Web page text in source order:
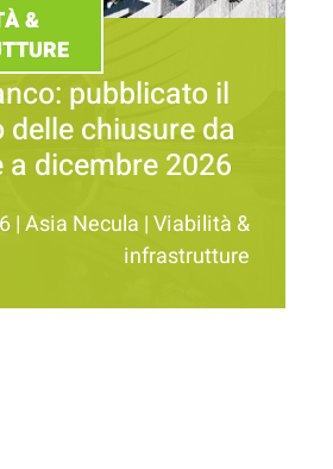
&
pubblicato il
chiusure da
dicembre 2026
|Asia Necula |Viabilità &
infrastrutture